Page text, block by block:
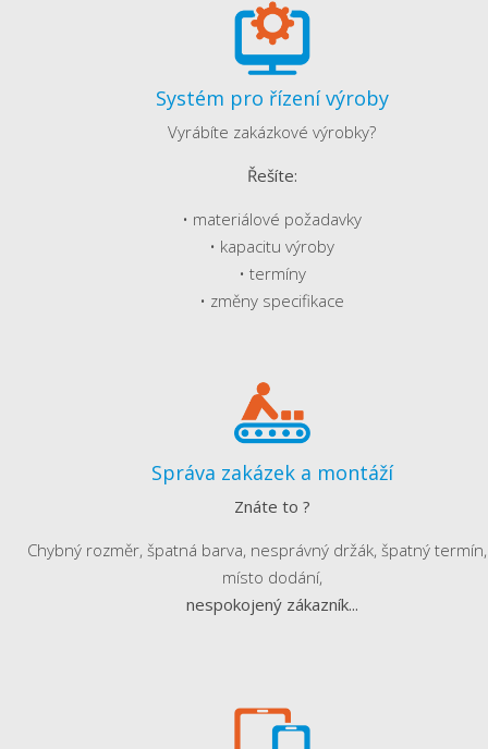
Systém pro řízení výroby
Vyrábíte zakázkové výrobky?
Řešíte:
• materiálové požadavky
• kapacitu výroby
• termíny
• změny specifikace
Správa zakázek a montáží
Znáte to ?
Chybný rozměr, špatná barva, nesprávný držák, špatný
místo dodání,
nespokojený zákazník...